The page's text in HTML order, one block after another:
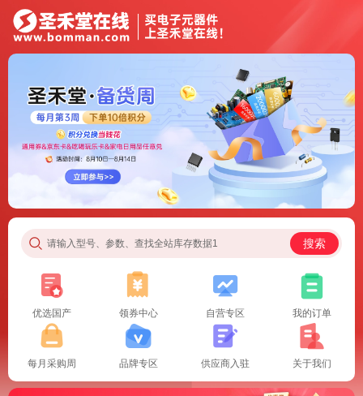
请输入型号、参数、查找全站库存数据1 搜索
优选国产 领券中心 自营专区 我的订单
每月采购周 品牌专区 供应商入驻 关于我们